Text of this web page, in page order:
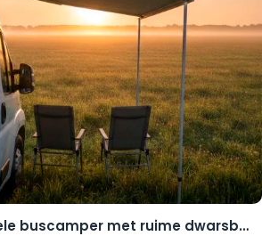
Jouw comfortabele buscamper met ruime dwarsbedden en natural look(s)!